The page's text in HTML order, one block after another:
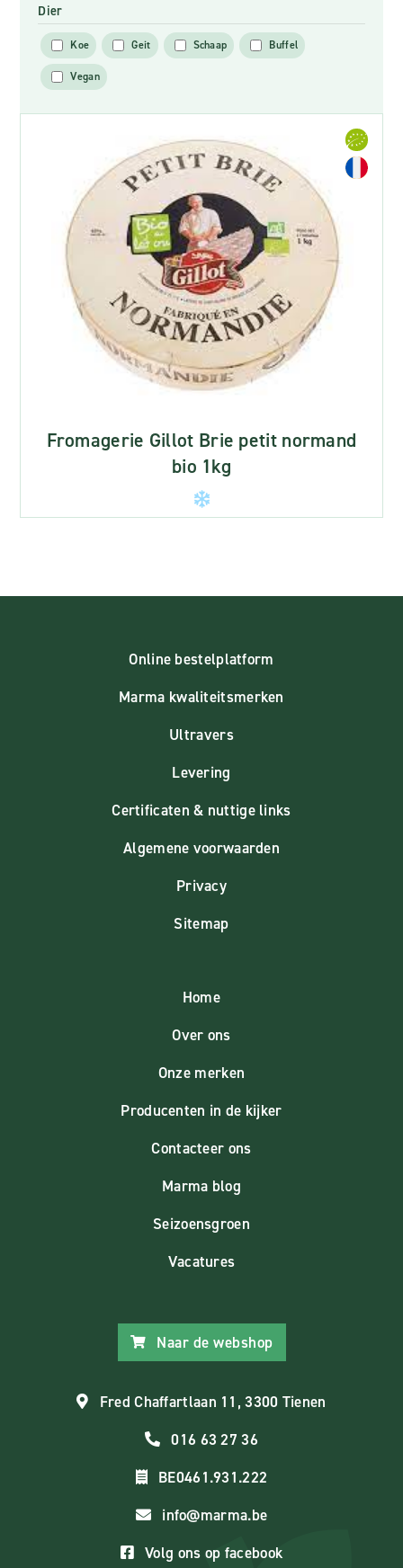
Dier
Koe Geit Schaap Buffel
Vegan
Fromagerie Gillot Brie petit normand
bio 1kg
Online bestelplatform
Marma kwaliteitsmerken
Ultravers
Levering
Certificaten & nuttige links
Algemene voorwaarden
Privacy
Sitemap
Home
Over ons
Onze merken
Producenten in de kijker
Contacteer ons
Marma blog
Seizoensgroen
Vacatures
Naar de webshop
Fred Chaffartlaan 11, 3300 Tienen
016 63 27 36
BE0461.931.222
info@marma.be
Volg ons op facebook